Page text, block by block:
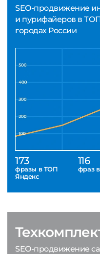
SEO-продвижение
и пурифайеров в
городах России
173
фразы в ТОП
Яндекс
116
фраз
SEO-продвижение